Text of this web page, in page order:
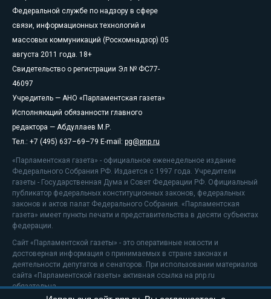
Федеральной службе по надзору в сфере
связи, информационных технологий и
массовых коммуникаций (Роскомнадзор) 05
августа 2011 года. 18+
Свидетельство о регистрации Эл № ФС77-
46097
Учредитель — АНО «Парламентская газета»
Исполняющий обязанности главного
редактора — Абдуллаев М.Р.
Тел.: +7 (495) 637–69–79 E-mail: pg@pnp.ru
«Парламентская газета» - официальное еженедельное издание
Федерального Собрания РФ. Издается с 1997 года. Учредители
газеты - Государственная Дума и Совет Федерации РФ. Официальный
публикатор федеральных конституционных законов, федеральных
законов и актов палат Федерального Собрания. «Парламентская
газета» имеет пункты печати и представительства в десяти субъектах
федерации.
Сайт «Парламентской газеты» - это оперативные новости и
достоверная информация о принимаемых в стране законах и
деятельности депутатов и сенаторов. При использовании материалов
сайта «Парламентской газеты» активная ссылка на pnp.ru
обязательна.